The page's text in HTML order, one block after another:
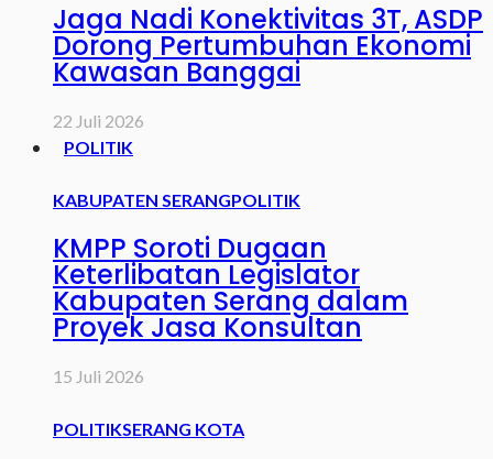
Jaga Nadi Konektivitas 3T, ASDP
Dorong Pertumbuhan Ekonomi
Kawasan Banggai
22 Juli 2026
POLITIK
KABUPATEN SERANGPOLITIK
KMPP Soroti Dugaan
Keterlibatan Legislator
Kabupaten Serang dalam
Proyek Jasa Konsultan
15 Juli 2026
POLITIKSERANG KOTA